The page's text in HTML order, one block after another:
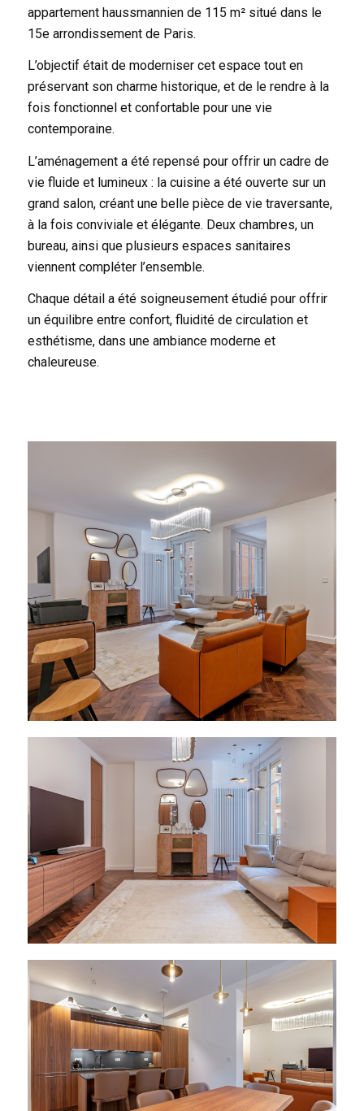
appartement haussmannien de 115 m² situé dans le
15e arrondissement de Paris.
L’objectif était de moderniser cet espace tout en
préservant son charme historique, et de le rendre à la
fois fonctionnel et confortable pour une vie
contemporaine.
L’aménagement a été repensé pour offrir un cadre de
vie fluide et lumineux : la cuisine a été ouverte sur un
grand salon, créant une belle pièce de vie traversante,
à la fois conviviale et élégante. Deux chambres, un
bureau, ainsi que plusieurs espaces sanitaires
viennent compléter l’ensemble.
Chaque détail a été soigneusement étudié pour offrir
un équilibre entre confort, fluidité de circulation et
esthétisme, dans une ambiance moderne et
chaleureuse.